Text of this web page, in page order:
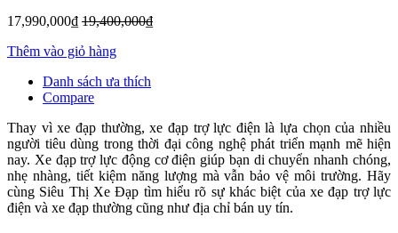
17,990,000₫ 19,400,000₫
Thêm vào giỏ hàng
Danh sách ưa thích
Compare
Thay vì xe đạp thường, xe đạp trợ lực điện là lựa chọn của nhiều
người tiêu dùng trong thời đại công nghệ phát triển mạnh mẽ hiện
nay. Xe đạp trợ lực động cơ điện giúp bạn di chuyển nhanh chóng,
nhẹ nhàng, tiết kiệm năng lượng mà vẫn bảo vệ môi trường. Hãy
cùng Siêu Thị Xe Đạp tìm hiểu rõ sự khác biệt của xe đạp trợ lực
điện và xe đạp thường cũng như địa chỉ bán uy tín.